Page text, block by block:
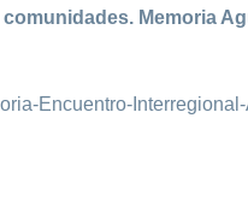
Memoria
Encuentro-